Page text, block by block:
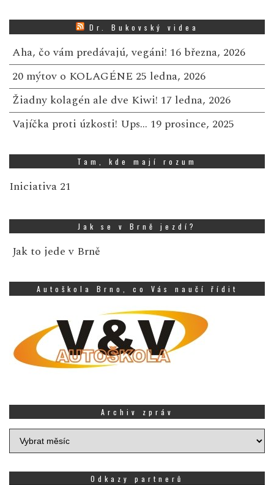
Dr. Bukovský videa
Aha, čo vám predávajú, vegáni! 16 března, 2026
20 mýtov o KOLAGÉNE 25 ledna, 2026
Žiadny kolagén ale dve Kiwi! 17 ledna, 2026
Vajíčka proti úzkosti! Ups… 19 prosince, 2025
Tam, kde mají rozum
Iniciativa 21
Jak se v Brně jezdí?
Jak to jede v Brně
Autoškola Brno, co Vás naučí řídit
Archiv zpráv
Archiv
zpráv
Odkazy partnerů